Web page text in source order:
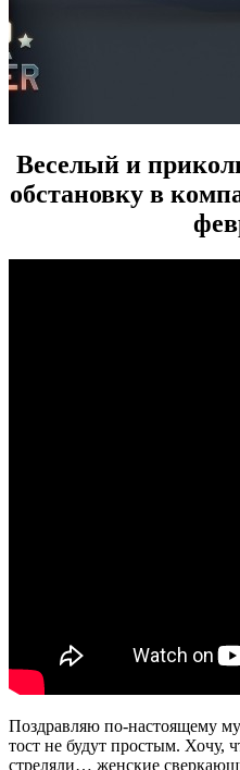
Веселый и
обстановку в
Поздравляю по-настоящему
тост не будут простым. Хочу,
стреляли… женские